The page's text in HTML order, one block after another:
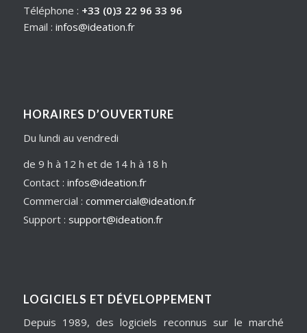
Téléphone : +33 (0)3 22 96 33 96
Email : infos@ideation.fr
HORAIRES D’OUVERTURE
Du lundi au vendredi
de 9 h à 12 h et de 14 h à 18 h
Contact : infos@ideation.fr
Commercial : commercial@ideation.fr
Support : support@ideation.fr
LOGICIELS ET DÉVELOPPEMENT
Depuis 1989, des logiciels reconnus sur le marché